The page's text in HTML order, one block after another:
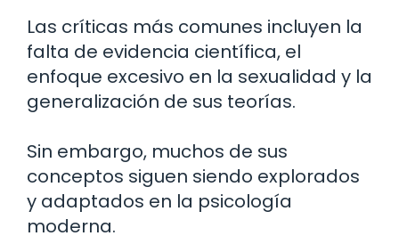
Las críticas más comunes incluyen la
falta de evidencia científica, el
enfoque excesivo en la sexualidad y la
generalización de sus teorías.
Sin embargo, muchos de sus
conceptos siguen siendo explorados
y adaptados en la psicología
moderna.